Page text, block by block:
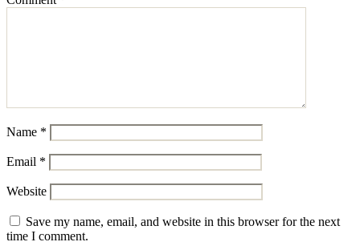
Name *
Email *
Website
Save my name, email, and website in this browser for the next
time I comment.